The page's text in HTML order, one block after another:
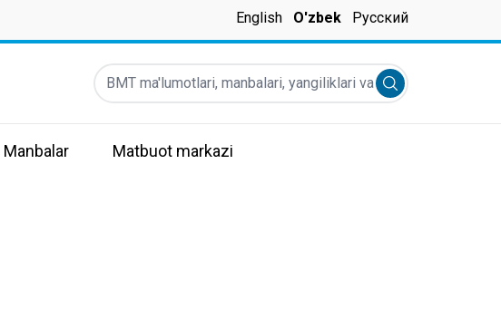
English O'zbek Русский
BMT ma'lumotlari, manbalari, yangiliklari va boshqalarni topish ...
Submit search
Manbalar Matbuot markazi